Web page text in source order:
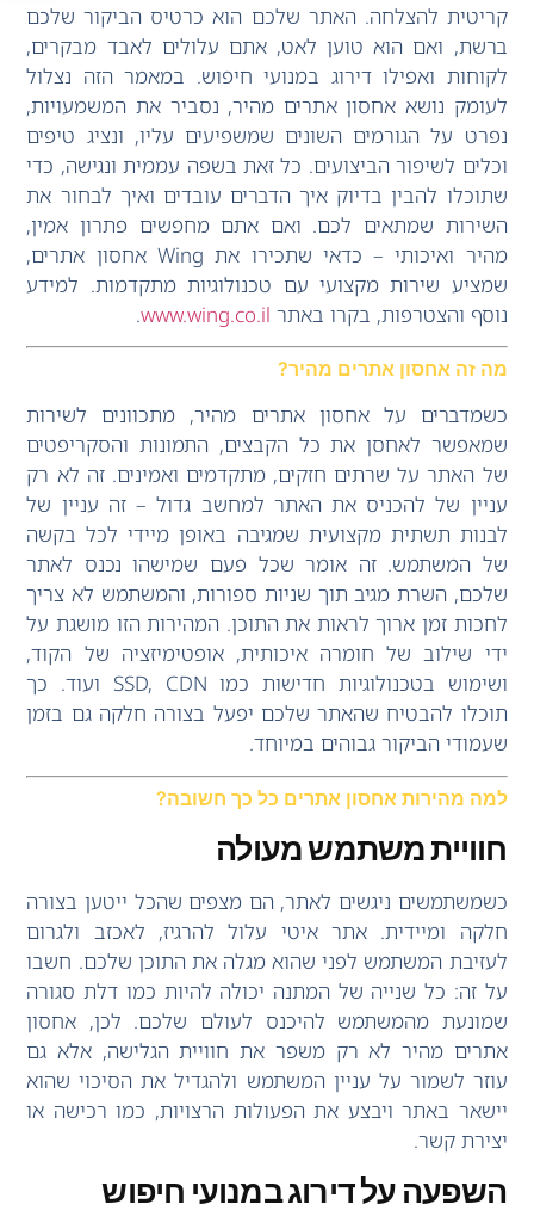
קריטית להצלחה. האתר שלכם הוא כרטיס הביקור שלכם
ברשת, ואם הוא טוען לאט, אתם עלולים לאבד מבקרים,
לקוחות ואפילו דירוג במנועי חיפוש. במאמר הזה נצלול
לעומק נושא אחסון אתרים מהיר, נסביר את המשמעויות,
נפרט על הגורמים השונים שמשפיעים עליו, ונציג טיפים
וכלים לשיפור הביצועים. כל זאת בשפה עממית ונגישה, כדי
שתוכלו להבין בדיוק איך הדברים עובדים ואיך לבחור את
השירות שמתאים לכם. ואם אתם מחפשים פתרון אמין,
מהיר ואיכותי – כדאי שתכירו את Wing אחסון אתרים,
שמציע שירות מקצועי עם טכנולוגיות מתקדמות. למידע
נוסף והצטרפות, בקרו באתר www.wing.co.il
.
מה זה אחסון אתרים מהיר?
כשמדברים על אחסון אתרים מהיר, מתכוונים לשירות
שמאפשר לאחסן את כל הקבצים, התמונות והסקריפטים
של האתר על שרתים חזקים, מתקדמים ואמינים. זה לא רק
עניין של להכניס את האתר למחשב גדול – זה עניין של
לבנות תשתית מקצועית שמגיבה באופן מיידי לכל בקשה
של המשתמש. זה אומר שכל פעם שמישהו נכנס לאתר
שלכם, השרת מגיב תוך שניות ספורות, והמשתמש לא צריך
לחכות זמן ארוך לראות את התוכן. המהירות הזו מושגת על
ידי שילוב של חומרה איכותית, אופטימיזציה של הקוד,
ושימוש בטכנולוגיות חדישות כמו SSD, CDN ועוד. כך
תוכלו להבטיח שהאתר שלכם יפעל בצורה חלקה גם בזמן
שעמודי הביקור גבוהים במיוחד.
למה מהירות אחסון אתרים כל כך חשובה?
חוויית משתמש מעולה
כשמשתמשים ניגשים לאתר, הם מצפים שהכל ייטען בצורה
חלקה ומיידית. אתר איטי עלול להרגיז, לאכזב ולגרום
לעזיבת המשתמש לפני שהוא מגלה את התוכן שלכם. חשבו
על זה: כל שנייה של המתנה יכולה להיות כמו דלת סגורה
שמונעת מהמשתמש להיכנס לעולם שלכם. לכן, אחסון
אתרים מהיר לא רק משפר את חוויית הגלישה, אלא גם
עוזר לשמור על עניין המשתמש ולהגדיל את הסיכוי שהוא
יישאר באתר ויבצע את הפעולות הרצויות, כמו רכישה או
יצירת קשר.
השפעה על דירוג במנועי חיפוש